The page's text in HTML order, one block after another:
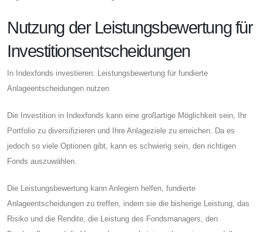
Nutzung der Leistungsbewertung für
Investitionsentscheidungen
In Indexfonds investieren: Leistungsbewertung für fundierte
Anlageentscheidungen nutzen
Die Investition in Indexfonds kann eine großartige Möglichkeit sein, Ihr
Portfolio zu diversifizieren und Ihre Anlageziele zu erreichen. Da es
jedoch so viele Optionen gibt, kann es schwierig sein, den richtigen
Fonds auszuwählen.
Die Leistungsbewertung kann Anlegern helfen, fundierte
Anlageentscheidungen zu treffen, indem sie die bisherige Leistung, das
Risiko und die Rendite, die Leistung des Fondsmanagers, den